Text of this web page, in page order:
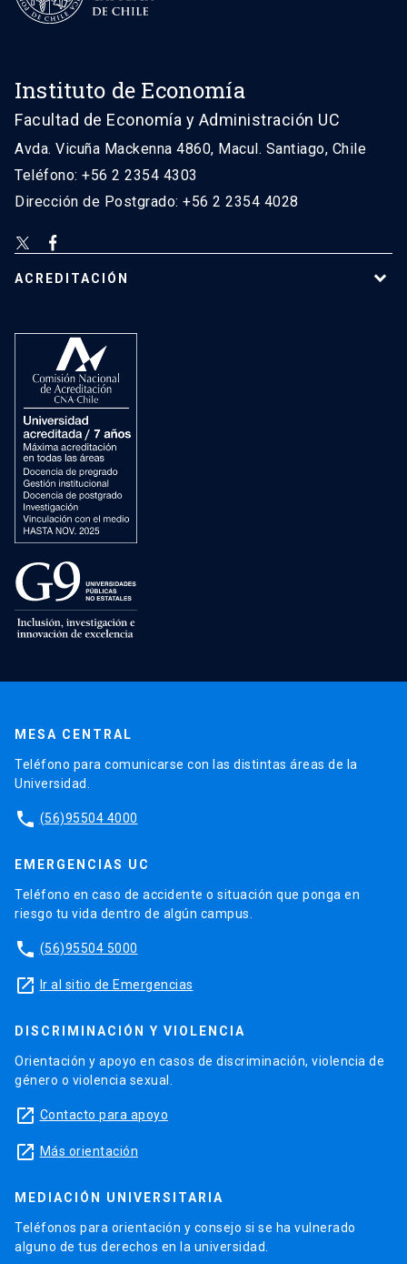
Instituto de Economía
Facultad de Economía y Administración UC
Avda. Vicuña Mackenna 4860, Macul. Santiago, Chile
Teléfono: +56 2 2354 4303
Dirección de Postgrado: +56 2 2354 4028
ACREDITACIÓN
MESA CENTRAL
Teléfono para comunicarse con las distintas áreas de la
Universidad.
phone (56)95504 4000
EMERGENCIAS UC
Teléfono en caso de accidente o situación que ponga en
riesgo tu vida dentro de algún campus.
phone (56)95504 5000
launch Ir al sitio de Emergencias
DISCRIMINACIÓN Y VIOLENCIA
Orientación y apoyo en casos de discriminación, violencia de
género o violencia sexual.
launch Contacto para apoyo
launch Más orientación
MEDIACIÓN UNIVERSITARIA
Teléfonos para orientación y consejo si se ha vulnerado
alguno de tus derechos en la universidad.